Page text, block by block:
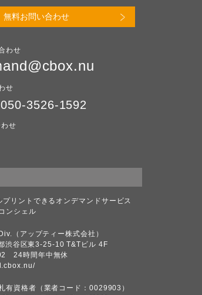
無料お問い合わせ
わせ
せ
050-3526-1592
せ
リントできるオンデマンドサービス
ンシェル
（アップティー株式会社）
渋谷区東3-25-10 T&Tビル 4F
24時間年中無休
有資格者（業者コード：0029903）